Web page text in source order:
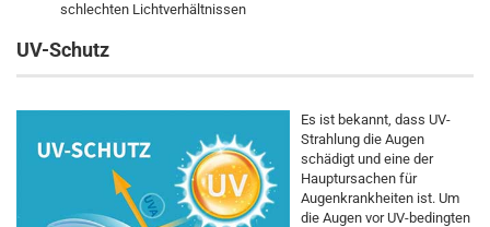
schlechten Lichtverhältnissen
UV-Schutz
Es ist bekannt, dass UV-
Strahlung die Augen
schädigt und eine der
Hauptursachen für
Augenkrankheiten ist. Um
die Augen vor UV-bedingten